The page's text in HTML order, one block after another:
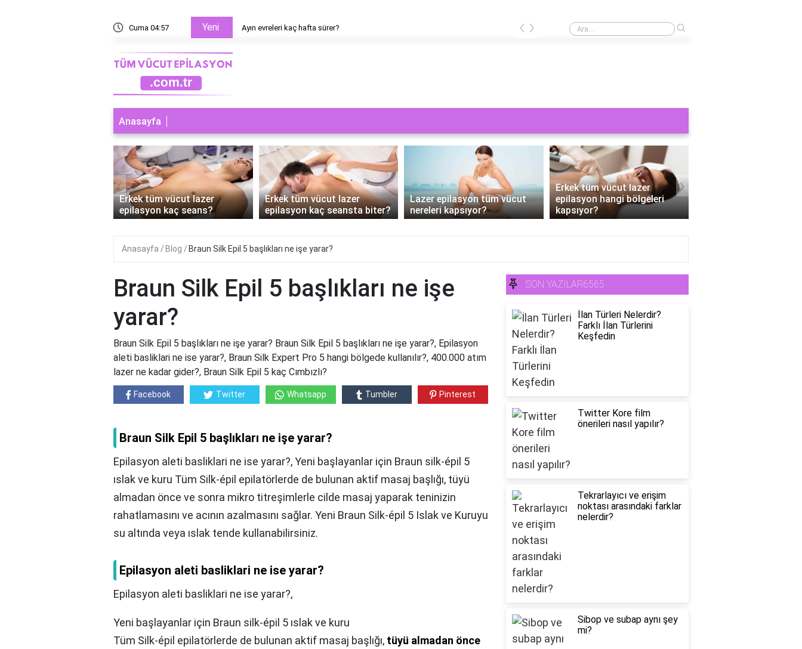
Cuma 04:57 Yeni Ayın evreleri kaç hafta sürer? Cinsel bir şey görmek orucu bozar mı?
‹ ›
Anasayfa
Erkek tüm vücut lazer
epilasyon kaç seans?
Erkek tüm vücut lazer
epilasyon kaç seansta biter?
Lazer epilasyon tüm vücut
nereleri kapsıyor?
Erkek tüm vücut lazer
epilasyon hangi bölgeleri
kapsıyor?
‹ ›
Anasayfa Blog Braun Silk Epil 5 başlıkları ne işe yarar?
Braun Silk Epil 5 başlıkları ne işe
yarar?
Braun Silk Epil 5 başlıkları ne işe yarar? Braun Silk Epil 5 başlıkları ne işe yarar?, Epilasyon
aleti basliklari ne ise yarar?, Braun Silk Expert Pro 5 hangi bölgede kullanılır?, 400.000 atım
lazer ne kadar gider?, Braun Silk Epil 5 kaç Cımbızlı?
Facebook Twitter Whatsapp Tumbler Pinterest
Braun Silk Epil 5 başlıkları ne işe yarar?
Epilasyon aleti basliklari ne ise yarar?, Yeni başlayanlar için Braun silk-épil 5
ıslak ve kuru Tüm Silk-épil epilatörlerde de bulunan aktif masaj başlığı, tüyü
almadan önce ve sonra mikro titreşimlerle cilde masaj yaparak teninizin
rahatlamasını ve acının azalmasını sağlar. Yeni Braun Silk-épil 5 Islak ve Kuruyu
su altında veya ıslak tende kullanabilirsiniz.
Epilasyon aleti basliklari ne ise yarar?
Epilasyon aleti basliklari ne ise yarar?,
Yeni başlayanlar için Braun silk-épil 5 ıslak ve kuru
Tüm Silk-épil epilatörlerde de bulunan aktif masaj başlığı, tüyü almadan önce
SON YAZILAR6565
İlan Türleri Nelerdir?
Farklı İlan Türlerini
Keşfedin
Twitter Kore film
önerileri nasıl yapılır?
Tekrarlayıcı ve erişim
noktası arasındaki farklar
nelerdir?
Sibop ve subap aynı şey
mi?